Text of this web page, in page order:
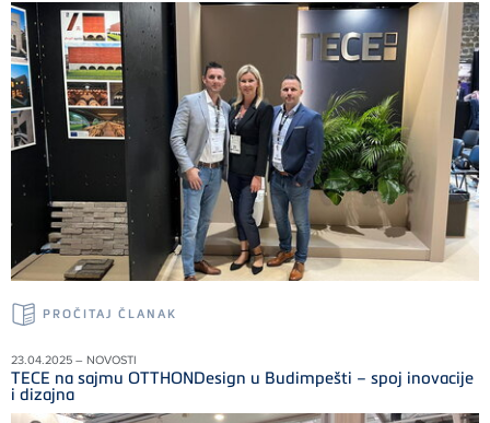
PROČITAJ ČLANAK
23.04.2025 – NOVOSTI
TECE na sajmu OTTHONDesign u Budimpešti – spoj inovacije
i dizajna